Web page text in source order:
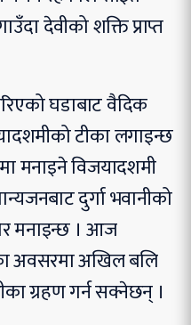
देवीको शक्ति प्राप्त
घडाबाट वैदिक
टीका लगाइन्छ
मनाइने विजयादशमी
दुर्गा भवानीको
मनाइन्छ । आज
अवसरमा अखिल बलि
ग्रहण गर्न सक्नेछन् ।